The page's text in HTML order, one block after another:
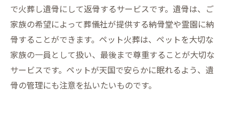
で火葬し遺骨にして返骨するサービスです。遺骨は、ご
家族の希望によって葬儀社が提供する納骨堂や霊園に納
骨することができます。ペット火葬は、ペットを大切な
家族の一員として扱い、最後まで尊重することが大切な
サービスです。ペットが天国で安らかに眠れるよう、遺
骨の管理にも注意を払いたいものです。